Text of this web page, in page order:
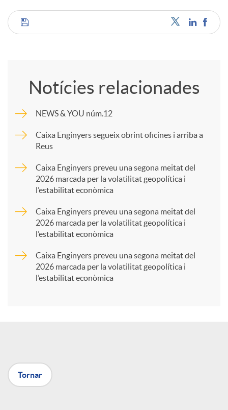
s
C
m
p
a
X
Notícies relacionades
NEWS & YOU núm.12
Caixa Enginyers segueix obrint oficines i arriba a
Reus
Caixa Enginyers preveu una segona meitat del
2026 marcada per la volatilitat geopolítica i
l’estabilitat econòmica
Caixa Enginyers preveu una segona meitat del
2026 marcada per la volatilitat geopolítica i
l’estabilitat econòmica
Caixa Enginyers preveu una segona meitat del
2026 marcada per la volatilitat geopolítica i
l’estabilitat econòmica
Tornar